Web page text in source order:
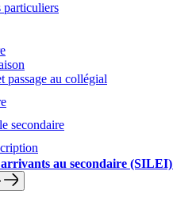
particuliers
passage au collégial
secondaire
au secondaire (SILEI)